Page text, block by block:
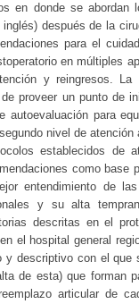
en donde se abordan
después de la
para el
en múltiples
y reingresos. La
proveer un punto de
para
nivel de
establecidos de
como base
entendimiento de
y su alta
descritas en el
el hospital general
y descriptivo con el
de esta) que forman
articular de